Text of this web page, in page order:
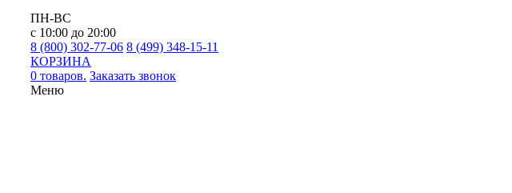
ПН-ВС
с 10:00 до 20:00
8 (800) 302-77-06 8 (499) 348-15-11
КОРЗИНА
0 товаров. Заказать звонок
Меню